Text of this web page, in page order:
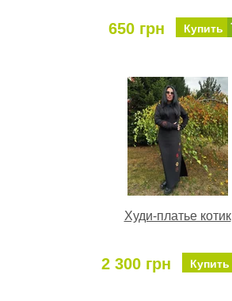
650 грн Купить
Худи-платье котик
2 300 грн Купить